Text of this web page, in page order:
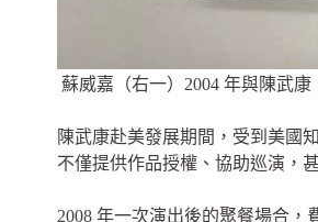
蘇威嘉（右一）2004 年與陳武
陳武康赴美發展期間，受到美國
不僅提供作品授權、協助巡演，
2008 年一次演出後的聚餐場合